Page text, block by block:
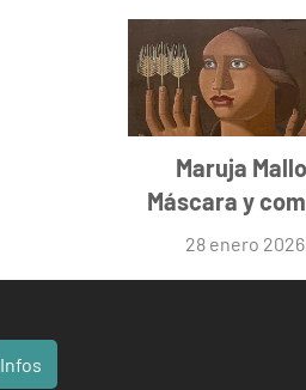
Maruja
Máscara y
28 enero 2026
Infos